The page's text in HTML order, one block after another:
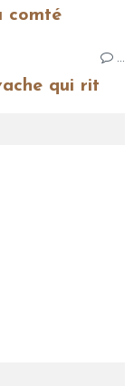
comté
…
qui rit